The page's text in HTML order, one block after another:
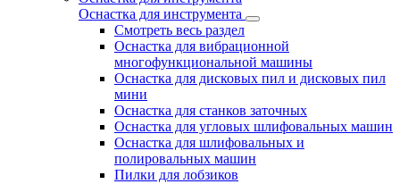
Оснастка для инструмента
Смотреть весь раздел
Оснастка для вибрационной
многофункциональной машины
Оснастка для дисковых пил и дисковых пил
мини
Оснастка для станков заточных
Оснастка для угловых шлифовальных машин
Оснастка для шлифовальных и
полировальных машин
Пилки для лобзиков